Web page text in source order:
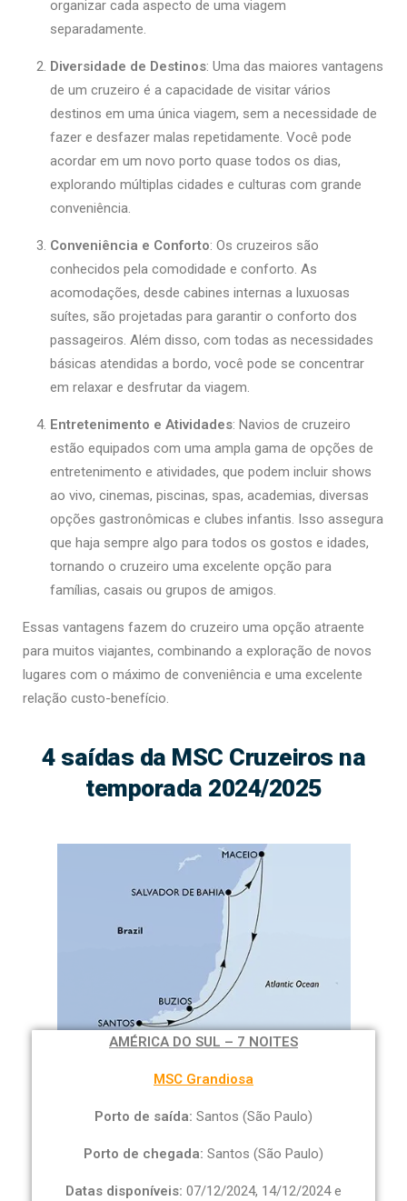
organizar cada aspecto de uma viagem
separadamente.
Diversidade de Destinos: Uma das maiores vantagens
de um cruzeiro é a capacidade de visitar vários
destinos em uma única viagem, sem a necessidade de
fazer e desfazer malas repetidamente. Você pode
acordar em um novo porto quase todos os dias,
explorando múltiplas cidades e culturas com grande
conveniência.
Conveniência e Conforto: Os cruzeiros são
conhecidos pela comodidade e conforto. As
acomodações, desde cabines internas a luxuosas
suítes, são projetadas para garantir o conforto dos
passageiros. Além disso, com todas as necessidades
básicas atendidas a bordo, você pode se concentrar
em relaxar e desfrutar da viagem.
Entretenimento e Atividades: Navios de cruzeiro
estão equipados com uma ampla gama de opções de
entretenimento e atividades, que podem incluir shows
ao vivo, cinemas, piscinas, spas, academias, diversas
opções gastronômicas e clubes infantis. Isso assegura
que haja sempre algo para todos os gostos e idades,
tornando o cruzeiro uma excelente opção para
famílias, casais ou grupos de amigos.
Essas vantagens fazem do cruzeiro uma opção atraente
para muitos viajantes, combinando a exploração de novos
lugares com o máximo de conveniência e uma excelente
relação custo-benefício.
4 saídas da MSC Cruzeiros na
temporada 2024/2025
AMÉRICA DO SUL – 7 NOITES
MSC Grandiosa
Porto de saída: Santos (São Paulo)
Porto de chegada: Santos (São Paulo)
Datas disponíveis: 07/12/2024, 14/12/2024 e